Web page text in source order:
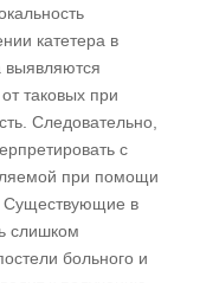
катетера в
выявляются
таковых при
Следовательно,
с
при помощи
Существующие в
слишком
больного и